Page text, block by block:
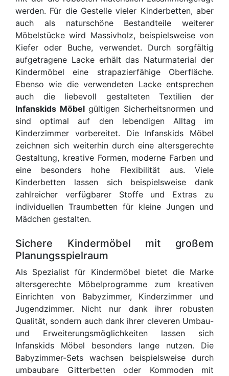
werden. Für die Gestelle vieler Kinderbetten, aber
auch als naturschöne Bestandteile weiterer
Möbelstücke wird Massivholz, beispielsweise von
Kiefer oder Buche, verwendet. Durch sorgfältig
aufgetragene Lacke erhält das Naturmaterial der
Kindermöbel eine strapazierfähige Oberfläche.
Ebenso wie die verwendeten Lacke entsprechen
auch die liebevoll gestalteten Textilien der
Infanskids Möbel gültigen Sicherheitsnormen und
sind optimal auf den lebendigen Alltag im
Kinderzimmer vorbereitet. Die Infanskids Möbel
zeichnen sich weiterhin durch eine altersgerechte
Gestaltung, kreative Formen, moderne Farben und
eine besonders hohe Flexibilität aus. Viele
Kinderbetten lassen sich beispielsweise dank
zahlreicher verfügbarer Stoffe und Extras zu
individuellen Traumbetten für kleine Jungen und
Mädchen gestalten.
Sichere Kindermöbel mit großem
Planungsspielraum
Als Spezialist für Kindermöbel bietet die Marke
altersgerechte Möbelprogramme zum kreativen
Einrichten von Babyzimmer, Kinderzimmer und
Jugendzimmer. Nicht nur dank ihrer robusten
Qualität, sondern auch dank ihrer cleveren Umbau-
und Erweiterungsmöglichkeiten lassen sich
Infanskids Möbel besonders lange nutzen. Die
Babyzimmer-Sets wachsen beispielsweise durch
umbaubare Gitterbetten oder Kommoden mit